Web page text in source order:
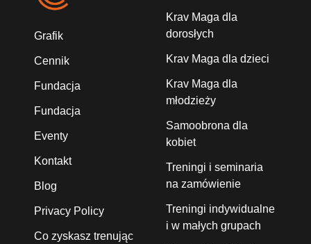
Grafik
Cennik
Fundacja
Fundacja
Eventy
Kontakt
Blog
Privacy Policy
Co zyskasz trenując
Krav Maga dla
dorosłych
Krav Maga dla dzieci
Krav Maga dla
młodzieży
Samoobrona dla
kobiet
Treningi i seminaria
na zamówienie
Treningi indywidualne
i w małych grupach